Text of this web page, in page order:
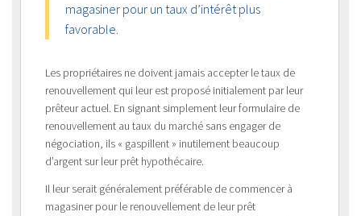
magasiner pour un taux d’intérêt plus
favorable.
Les propriétaires ne doivent jamais accepter le taux de
renouvellement qui leur est proposé initialement par leur
prêteur actuel. En signant simplement leur formulaire de
renouvellement au taux du marché sans engager de
négociation, ils « gaspillent » inutilement beaucoup
d’argent sur leur prêt hypothécaire.
Il leur serait généralement préférable de commencer à
magasiner pour le renouvellement de leur prêt